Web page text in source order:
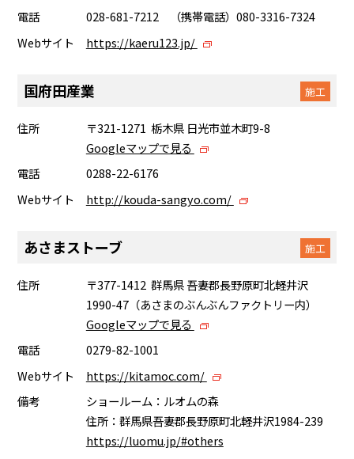
電話
028-681-7212 （携帯電話）080-3316-7324
Webサイト
https://kaeru123.jp/
国府田産業 施工
住所
〒321-1271 栃木県 日光市並木町9-8
Googleマップで見る
電話
0288-22-6176
Webサイト
http://kouda-sangyo.com/
あさまストーブ 施工
住所
〒377-1412 群馬県 吾妻郡長野原町北軽井沢
1990-47（あさまのぶんぶんファクトリー内）
Googleマップで見る
電話
0279-82-1001
Webサイト
https://kitamoc.com/
備考
ショールーム：ルオムの森
住所：群馬県吾妻郡長野原町北軽井沢1984-239
https://luomu.jp/#others